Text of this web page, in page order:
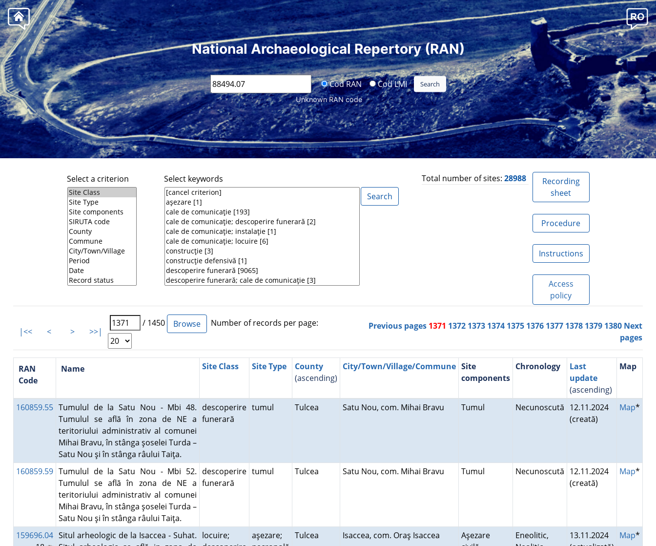
National Archaeological Repertory (RAN)
Cod RAN Cod LMI
Unknown RAN code
Select a criterion Select keywords Total number of sites: 28988
Recording
sheet
Procedure
Instructions
Access
policy
|<< < > >>|
/ 1450 Number of records per page: Previous pages 1371 1372 1373 1374 1375 1376 1377 1378 1379 1380 Next
pages
RAN
Code
Name Site Class Site Type
County
(ascending)
City/Town/Village/Commune Site
components
Chronology
Last
update
(ascending)
Map
160859.55 Tumulul de la Satu Nou - Mbi 48.
Tumulul se află în zona de NE a
teritoriului administrativ al comunei
Mihai Bravu, în stânga şoselei Turda –
Satu Nou şi în stânga râului Taiţa.
descoperire
funerară
tumul Tulcea Satu Nou, com. Mihai Bravu Tumul Necunoscută 12.11.2024
(creată)
Map*
160859.59 Tumulul de la Satu Nou - Mbi 52.
Tumulul se află în zona de NE a
teritoriului administrativ al comunei
Mihai Bravu, în stânga şoselei Turda –
Satu Nou şi în stânga râului Taiţa.
descoperire
funerară
tumul Tulcea Satu Nou, com. Mihai Bravu Tumul Necunoscută 12.11.2024
(creată)
Map*
159696.04 Situl arheologic de la Isaccea - Suhat. locuire;
aşezare;
Tulcea Isaccea, com. Oraş Isaccea
Aşezare
Eneolitic,
13.11.2024
Map*